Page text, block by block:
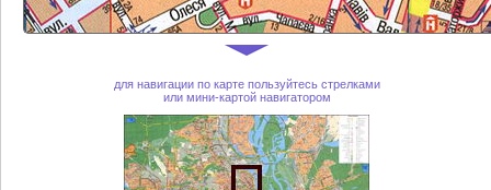
для навигации по карте пользуйтесь стрелками
или мини-картой навигатором